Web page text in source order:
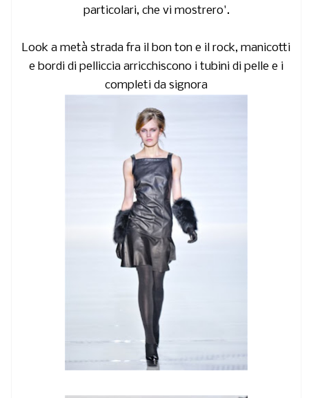
particolari, che vi mostrero'.
Look a metà strada fra il bon ton e il rock, manicotti
e bordi di pelliccia arricchiscono i tubini di pelle e i
completi da signora